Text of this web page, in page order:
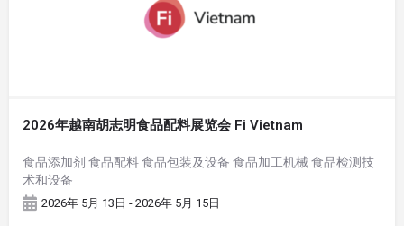
2026年越南胡志明食品配料展览会 Fi Vietnam
食品添加剂 食品配料 食品包装及设备 食品加工机械 食品检测技
术和设备
2026年 5月 13日 - 2026年 5月 15日